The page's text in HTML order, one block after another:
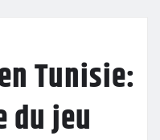
Tunisie:
du jeu